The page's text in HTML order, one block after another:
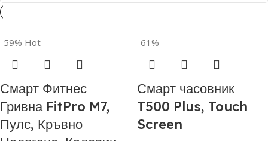
-59% Hot
Смарт Фитнес
Гривна FitPro M7,
Пулс, Кръвно
-61%
Смарт часовник
T500 Plus, Touch
Screen